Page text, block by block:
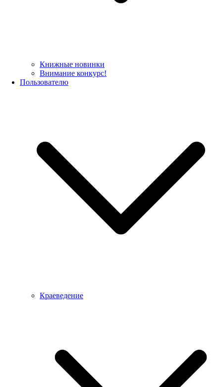
Книжные новинки
Внимание конкурс!
Пользователю
Краеведение